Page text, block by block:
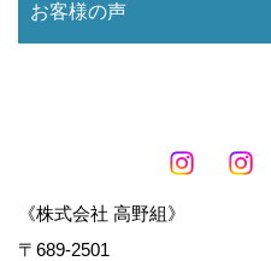
お客様の声
《株式会社 高野組》
〒689-2501